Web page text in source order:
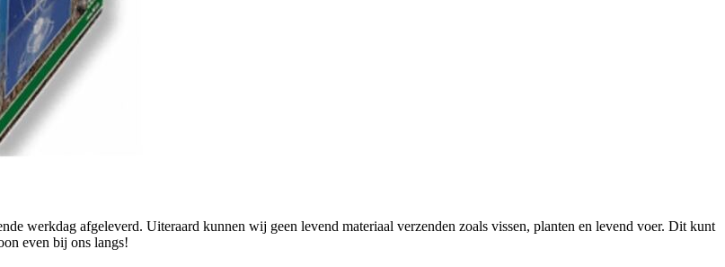
werkdag afgeleverd. Uiteraard kunnen wij geen levend materiaal verzenden zoals vissen, planten en levend voer. Dit kunt
even bij ons langs!